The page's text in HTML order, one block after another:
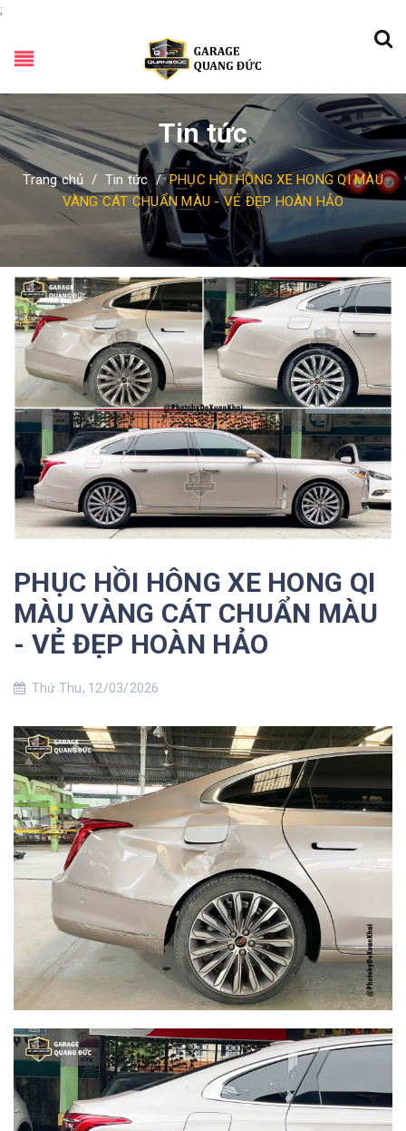
;
Tin tức
Trang chủ / Tin tức / PHỤC HỒI HÔNG XE HONG QI MÀU
VÀNG CÁT CHUẨN MÀU - VẺ ĐẸP HOÀN HẢO
PHỤC HỒI HÔNG XE HONG QI
MÀU VÀNG CÁT CHUẨN MÀU
- VẺ ĐẸP HOÀN HẢO
Thứ Thu, 12/03/2026